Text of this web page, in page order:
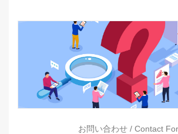
お問い合わせ / Contact